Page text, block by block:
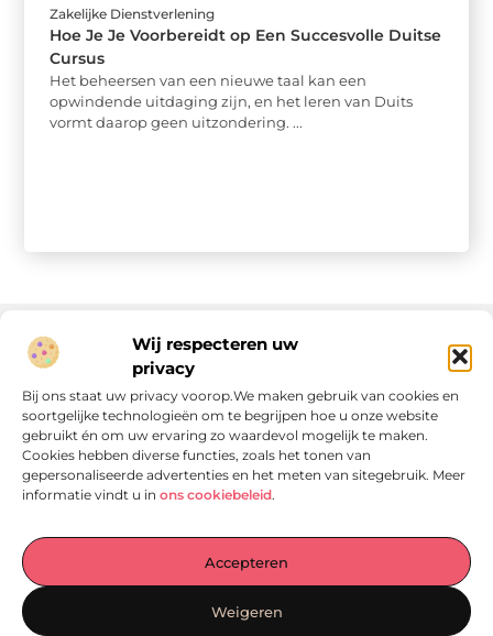
Wij respecteren uw
privacy
Bij ons staat uw privacy voorop.We maken gebruik van cookies en
soortgelijke technologieën om te begrijpen hoe u onze website
gebruikt én om uw ervaring zo waardevol mogelijk te maken.
Cookies hebben diverse functies, zoals het tonen van
gepersonaliseerde advertenties en het meten van sitegebruik. Meer
informatie vindt u in ons cookiebeleid.
Accepteren
Weigeren
Zakelijke Dienstverlening
Hoe Je Je Voorbereidt op Een Succesvolle Duitse
Cursus
Het beheersen van een nieuwe taal kan een
opwindende uitdaging zijn, en het leren van Duits
vormt daarop geen uitzondering. ...
zetten
, praktische tips waar je écht iets aan hebt en artikelen
vandaag opLocomo.nl
Onze informatie